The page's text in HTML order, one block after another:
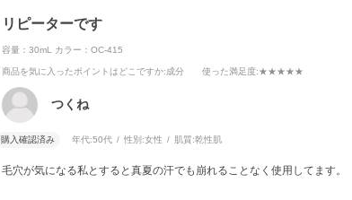
リピーターです
容量：30mL カラー：OC-415
商品を気に入ったポイントはどこですか:成分 使った満足度:★★★★★
つくね
購入確認済み 年代:50代 性別:女性 肌質:乾性肌
毛穴が気になる私とすると真夏の汗でも崩れることなく使用してます。